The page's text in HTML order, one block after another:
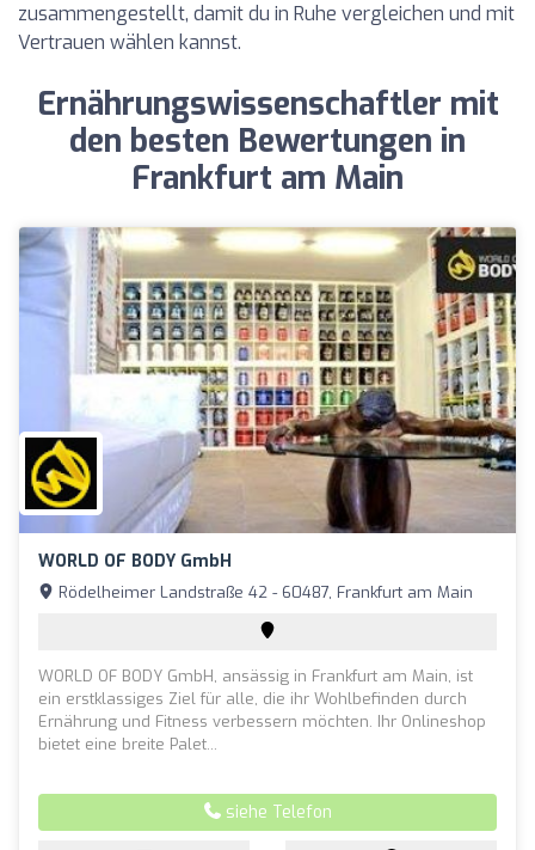
zusammengestellt, damit du in Ruhe vergleichen und mit
Vertrauen wählen kannst.
Ernährungswissenschaftler mit
den besten Bewertungen in
Frankfurt am Main
WORLD OF BODY GmbH
Rödelheimer Landstraße 42 - 60487, Frankfurt am Main
WORLD OF BODY GmbH, ansässig in Frankfurt am Main, ist
ein erstklassiges Ziel für alle, die ihr Wohlbefinden durch
Ernährung und Fitness verbessern möchten. Ihr Onlineshop
bietet eine breite Palet...
siehe Telefon